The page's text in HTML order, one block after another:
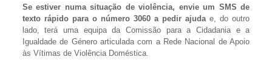
Se estiver numa situação de violência, envie um SMS de
texto rápido para o número 3060 a pedir ajuda e, do outro
lado, terá uma equipa da Comissão para a Cidadania e a
Igualdade de Género articulada com a Rede Nacional de Apoio
às Vítimas de Violência Doméstica.